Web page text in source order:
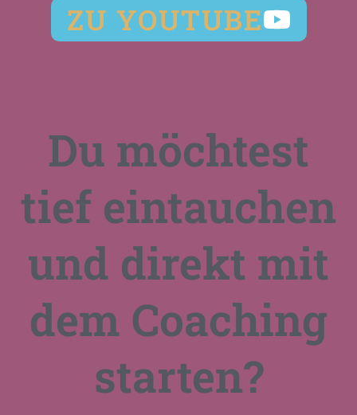
ZU YOUTUBE
Du möchtest
tief eintauchen
und direkt mit
dem Coaching
starten?